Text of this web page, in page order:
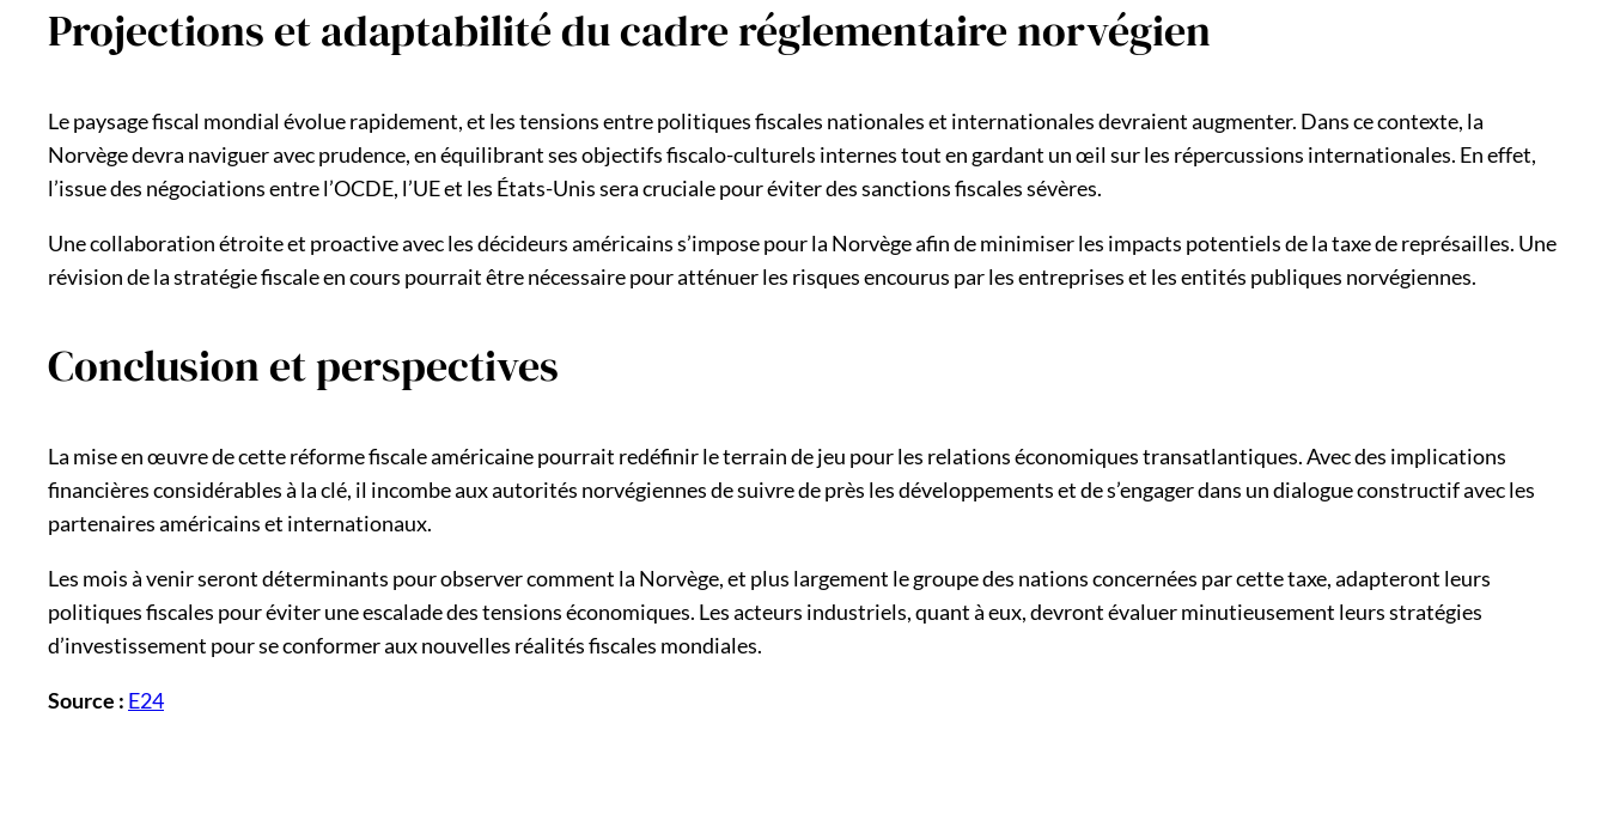
Projections et adaptabilité du cadre réglementaire norvégien
Le paysage fiscal mondial évolue rapidement, et les tensions entre politiques fiscales nationales et internationales devraient augmenter. Dans ce contexte, la
Norvège devra naviguer avec prudence, en équilibrant ses objectifs fiscalo-culturels internes tout en gardant un œil sur les répercussions internationales. En effet,
l’issue des négociations entre l’OCDE, l’UE et les États-Unis sera cruciale pour éviter des sanctions fiscales sévères.
Une collaboration étroite et proactive avec les décideurs américains s’impose pour la Norvège afin de minimiser les impacts potentiels de la taxe de représailles. Une
révision de la stratégie fiscale en cours pourrait être nécessaire pour atténuer les risques encourus par les entreprises et les entités publiques norvégiennes.
Conclusion et perspectives
La mise en œuvre de cette réforme fiscale américaine pourrait redéfinir le terrain de jeu pour les relations économiques transatlantiques. Avec des implications
financières considérables à la clé, il incombe aux autorités norvégiennes de suivre de près les développements et de s’engager dans un dialogue constructif avec les
partenaires américains et internationaux.
Les mois à venir seront déterminants pour observer comment la Norvège, et plus largement le groupe des nations concernées par cette taxe, adapteront leurs
politiques fiscales pour éviter une escalade des tensions économiques. Les acteurs industriels, quant à eux, devront évaluer minutieusement leurs stratégies
d’investissement pour se conformer aux nouvelles réalités fiscales mondiales.
Source : E24